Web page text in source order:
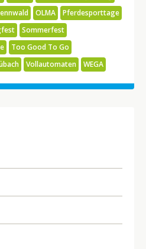
OLMA
Pferdesporttage
Sommerfest
Too Good To Go
Vollautomaten WEGA